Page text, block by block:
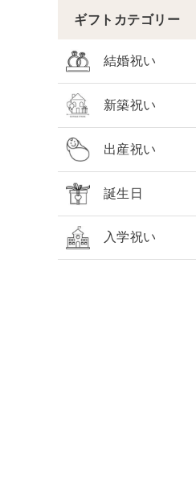
ギフトカテゴリー
結婚祝い
新築祝い
出産祝い
誕生日
入学祝い